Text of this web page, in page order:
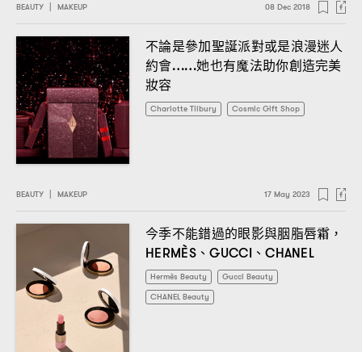
BEAUTY MAKEUP 08 Dec 2018
不論是參加聖誕派對或是浪漫迷人
約會……她也有魔法助你創造完美
妝容
Charlotte Tilbury Cosmic Gift Shop
BEAUTY MAKEUP 17 May 2023
今季不能錯過的眼影與胭脂唇霜 ，
HERMÈS、GUCCI 、CHANEL
Hermès Beauty
Gucci Beauty
CHANEL Beauty